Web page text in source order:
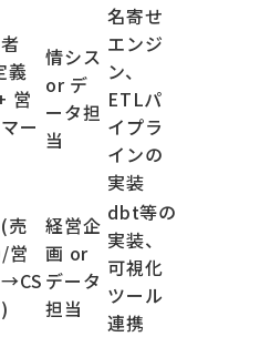
義
営
ー
情シス
or デ
ータ担
当
名寄せ
エンジ
ン、
ETLパ
イプラ
インの
実装
売
営
経営企
画 or
データ
担当
dbt等の
実装、
可視化
ツール
連携